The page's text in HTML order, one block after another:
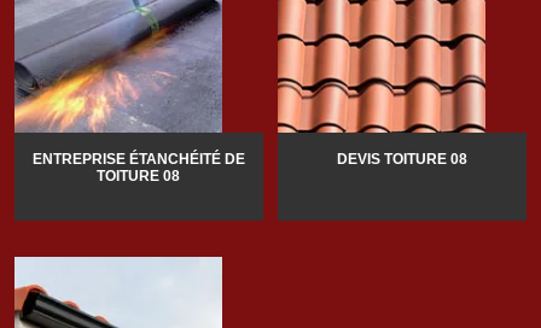
ENTREPRISE ÉTANCHÉITÉ DE
TOITURE 08
DEVIS TOITURE 08